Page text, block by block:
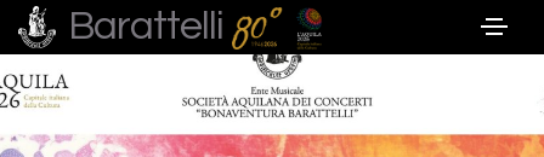
Barattelli